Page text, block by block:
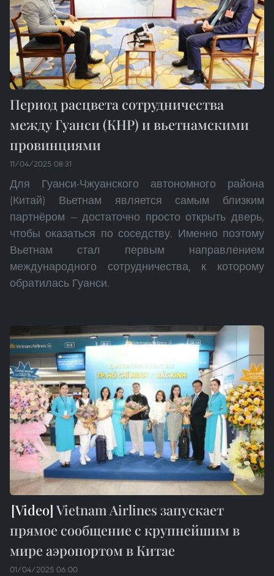
Период расцвета сотрудничества
между Гуанси (КНР) и вьетнамскими
провинциями
11/04/2025 08:31
Для Гуанси-Чжуанского автономного района
(Китай) Вьетнам является самым близким
партнёром — достаточно просто открыть дверь,
чтобы оказаться по соседству. Именно поэтому
Вьетнам стал первым направлением
международного сотрудничества, к которому
обратилась Гуанси.
Vietnam Airlines запускает
прямое сообщение с крупнейшим в
мире аэропортом в Китае
01/04/2025 06:00